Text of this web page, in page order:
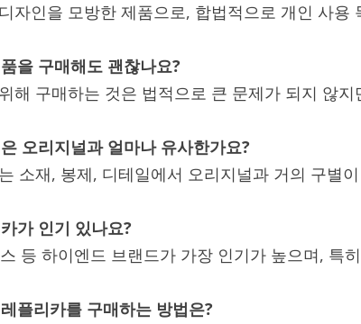
자인을 모방한 제품으로, 합법적으로 개인 사
을 구매해도 괜찮나요?
해 구매하는 것은 법적으로 큰 문제가 되지 않
오리지널과 얼마나 유사한가요?
소재, 봉제, 디테일에서 오리지널과 거의 구별
가 인기 있나요?
등 하이엔드 브랜드가 가장 인기가 높으며, 특
플리카를 구매하는 방법은?